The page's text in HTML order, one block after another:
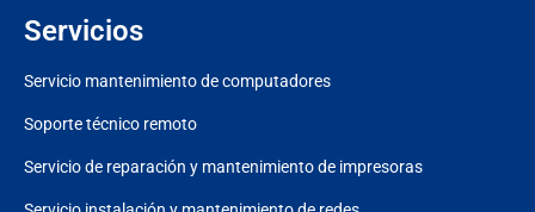
Servicios
Servicio mantenimiento de computadores
Soporte técnico remoto
Servicio de reparación y mantenimiento de impresoras